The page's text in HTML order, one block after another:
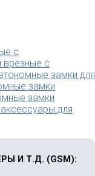
с
врезные с
замки для
замки
замки
для
И Т.Д. (GSM):